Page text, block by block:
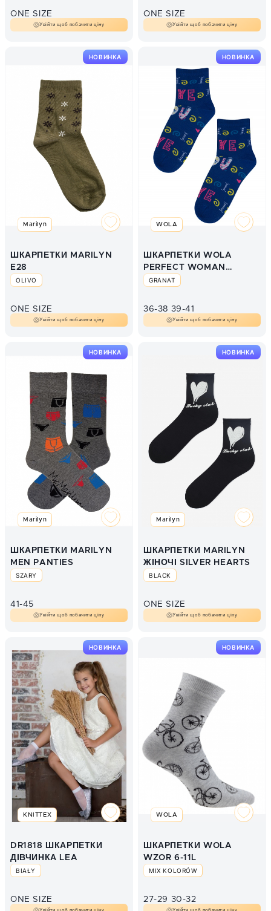
ONE SIZE
Увійти щоб побачити ціну
ONE SIZE
Увійти щоб побачити ціну
НОВИНКА
Marilyn
ШКАРПЕТКИ MARILYN
E28
OLIVO
ONE SIZE
Увійти щоб побачити ціну
НОВИНКА
WOLA
ШКАРПЕТКИ WOLA
PERFECT WOMAN
WALENTYNKA WZ 199
GRANAT
36-38 39-41
Увійти щоб побачити ціну
НОВИНКА
Marilyn
ШКАРПЕТКИ MARILYN
MEN PANTIES
SZARY
41-45
Увійти щоб побачити ціну
НОВИНКА
Marilyn
ШКАРПЕТКИ MARILYN
ЖІНОЧІ SILVER HEARTS
BLACK
ONE SIZE
Увійти щоб побачити ціну
НОВИНКА
KNITTEX
DR1818 ШКАРПЕТКИ
ДІВЧИНКА LEA
BIAŁY
ONE SIZE
НОВИНКА
WOLA
ШКАРПЕТКИ WOLA
WZOR 6-11L
MIX KOLORÓW
27-29 30-32